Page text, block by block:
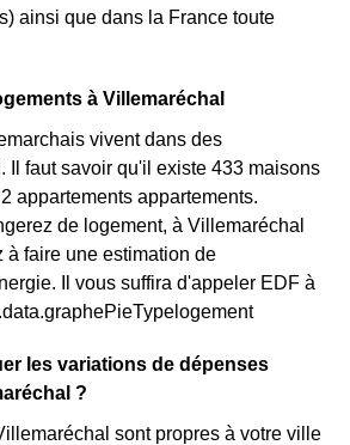
ainsi que dans la France toute
à Villemaréchal
vivent dans des
Il faut savoir qu'il existe 433 maisons
appartements appartements.
de logement, à Villemaréchal
à faire une estimation de
Il vous suffira d'appeler EDF à
les variations de dépenses
?
sont propres à votre ville